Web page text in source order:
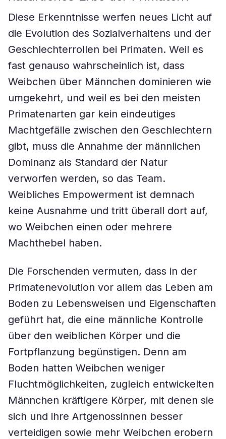
Diese Erkenntnisse werfen neues Licht auf
die Evolution des Sozialverhaltens und der
Geschlechterrollen bei Primaten. Weil es
fast genauso wahrscheinlich ist, dass
Weibchen über Männchen dominieren wie
umgekehrt, und weil es bei den meisten
Primatenarten gar kein eindeutiges
Machtgefälle zwischen den Geschlechtern
gibt, muss die Annahme der männlichen
Dominanz als Standard der Natur
verworfen werden, so das Team.
Weibliches Empowerment ist demnach
keine Ausnahme und tritt überall dort auf,
wo Weibchen einen oder mehrere
Machthebel haben.
Die Forschenden vermuten, dass in der
Primatenevolution vor allem das Leben am
Boden zu Lebensweisen und Eigenschaften
geführt hat, die eine männliche Kontrolle
über den weiblichen Körper und die
Fortpflanzung begünstigen. Denn am
Boden hatten Weibchen weniger
Fluchtmöglichkeiten, zugleich entwickelten
Männchen kräftigere Körper, mit denen sie
sich und ihre Artgenossinnen besser
verteidigen sowie mehr Weibchen erobern